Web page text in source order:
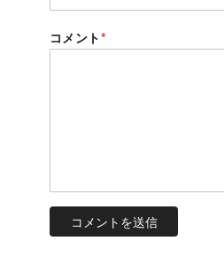
コメント*